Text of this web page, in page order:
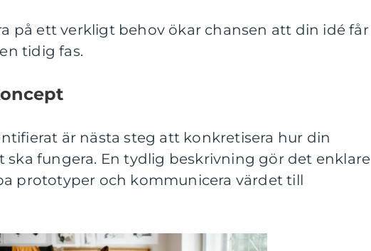
på ett verkligt behov ökar chansen att din idé får
tidig fas.
är nästa steg att konkretisera hur din
ska fungera. En tydlig beskrivning gör det enklare
prototyper och kommunicera värdet till